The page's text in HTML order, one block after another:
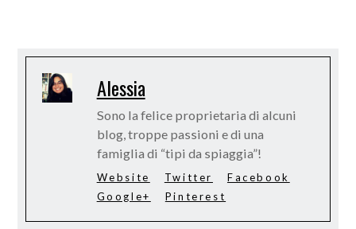
Alessia
Sono la felice proprietaria di alcuni
blog, troppe passioni e di una
famiglia di “tipi da spiaggia”!
Website Twitter
Facebook
Google+
Pinterest